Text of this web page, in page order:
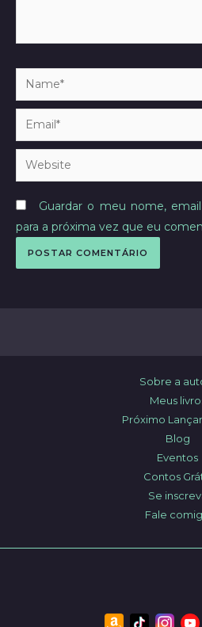
Name*
Email*
Website
Guardar o meu nome,
para a próxima vez que eu
Sobre a
Meus
Próximo
Blog
Eventos
Contos
Se
Fale